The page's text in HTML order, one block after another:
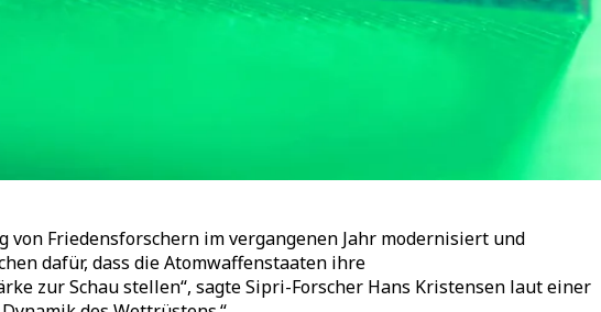
Friedensforschern im vergangenen Jahr modernisiert und
dafür, dass die Atomwaffenstaaten ihre
zur Schau stellen“, sagte Sipri-Forscher Hans Kristensen laut einer